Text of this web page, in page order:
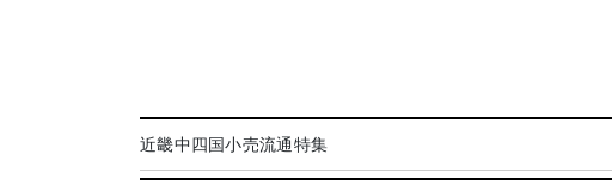
近畿中四国小売流通特集